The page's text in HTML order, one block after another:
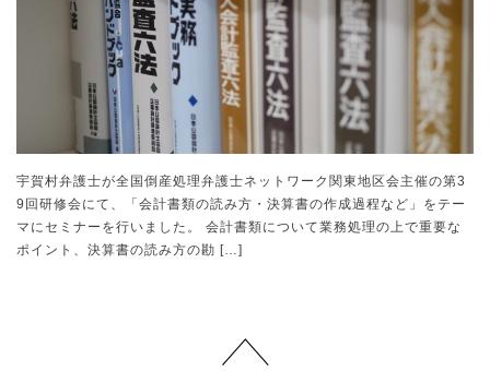
宇賀村弁護士が全国倒産処理弁護士ネットワーク関東地区会主催の第3
9回研修会にて、「会計書類の読み方・決算書の作成過程など」をテー
マにセミナーを行いました。 会計書類について業務処理の上で重要な
ポイント、決算書の読み方の勘 […]